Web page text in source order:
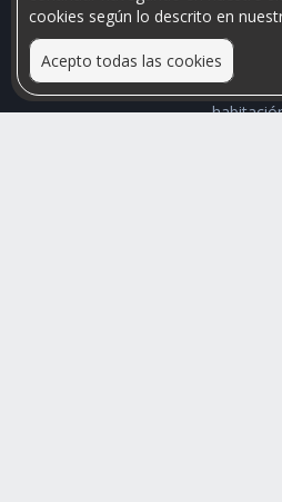
cookies según lo descrito en
Acepto todas las cookies
Relacionamos personas que